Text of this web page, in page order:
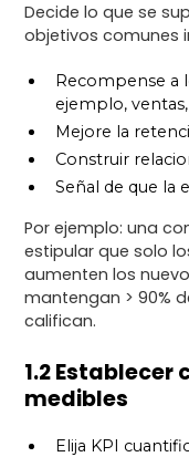
Decide lo que se
objetivos comunes
Recompense a
ejemplo,
Mejore la
Construir
Señal de que la
Por ejemplo: una
estipular que solo
aumenten los
mantengan > 90%
califican.
1.2 Establecer
medibles
Elija KPI